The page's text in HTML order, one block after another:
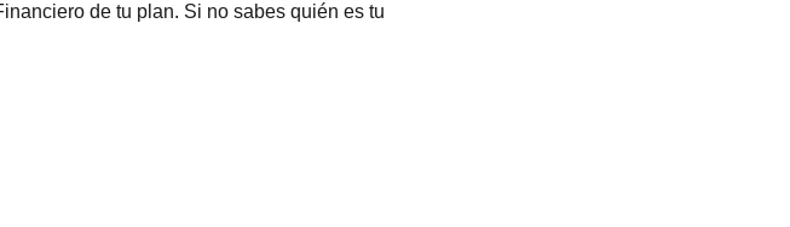
de tu plan. Si no sabes quién es tu